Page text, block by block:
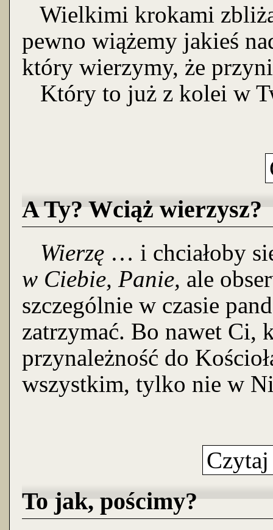
Wielkimi krokami
pewno wiążemy jakieś
który wierzymy, że
Który to już z kolei w
A Ty? Wciąż wierzysz?
Wierzę … i chciałoby
w Ciebie, Panie, ale
szczególnie w czasie
zatrzymać. Bo nawet Ci,
przynależność do
wszystkim, tylko nie w
To jak, pościmy?